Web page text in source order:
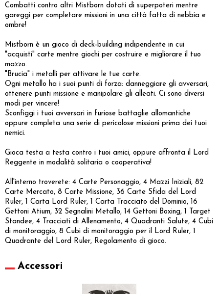
Combatti contro altri Mistborn dotati di superpoteri mentre
gareggi per completare missioni in una città fatta di nebbia e
ombre!
Mistborn è un gioco di deck-building indipendente in cui
"acquisti" carte mentre giochi per costruire e migliorare il tuo
mazzo.
"Brucia" i metalli per attivare le tue carte.
Ogni metallo ha i suoi punti di forza: danneggiare gli avversari,
ottenere punti missione e manipolare gli alleati. Ci sono diversi
modi per vincere!
Sconfiggi i tuoi avversari in furiose battaglie allomantiche
oppure completa una serie di pericolose missioni prima dei tuoi
nemici.
Gioca testa a testa contro i tuoi amici, oppure affronta il Lord
Reggente in modalità solitaria o cooperativa!
All'interno troverete: 4 Carte Personaggio, 4 Mazzi Iniziali, 82
Carte Mercato, 8 Carte Missione, 36 Carte Sfida del Lord
Ruler, 1 Carta Lord Ruler, 1 Carta Tracciato del Dominio, 16
Gettoni Atium, 32 Segnalini Metallo, 14 Gettoni Boxing, 1 Target
Standee, 4 Tracciati di Allenamento, 4 Quadranti Salute, 4 Cubi
di monitoraggio, 8 Cubi di monitoraggio per il Lord Ruler, 1
Quadrante del Lord Ruler, Regolamento di gioco.
Accessori